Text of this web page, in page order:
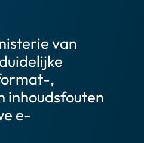
van
,
inhoudsfouten
e-